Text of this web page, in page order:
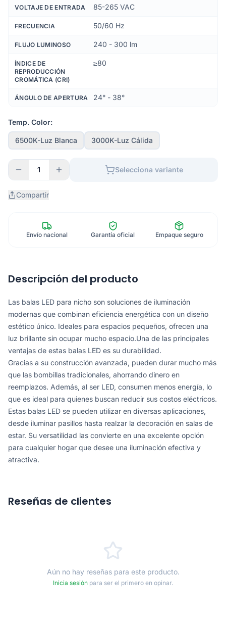
VOLTAJE DE ENTRADA 85-265 VAC
FRECUENCIA 50/60 Hz
FLUJO LUMINOSO 240 - 300 lm
ÍNDICE DE
REPRODUCCIÓN
CROMÁTICA (CRI)
≥80
ÁNGULO DE APERTURA 24° - 38°
Temp. Color:
6500K-Luz Blanca 3000K-Luz Cálida
1 Selecciona variante
Compartir
Envío nacional Garantía oficial Empaque seguro
Descripción del producto
Las balas LED para nicho son soluciones de iluminación
modernas que combinan eficiencia energética con un diseño
estético único. Ideales para espacios pequeños, ofrecen una
luz brillante sin ocupar mucho espacio.Una de las principales
ventajas de estas balas LED es su durabilidad.
Gracias a su construcción avanzada, pueden durar mucho más
que las bombillas tradicionales, ahorrando dinero en
reemplazos. Además, al ser LED, consumen menos energía, lo
que es ideal para quienes buscan reducir sus costos eléctricos.
Estas balas LED se pueden utilizar en diversas aplicaciones,
desde iluminar pasillos hasta realzar la decoración en salas de
estar. Su versatilidad las convierte en una excelente opción
para cualquier hogar que desee una iluminación efectiva y
atractiva.
Reseñas de clientes
Aún no hay reseñas para este producto.
Inicia sesión para ser el primero en opinar.